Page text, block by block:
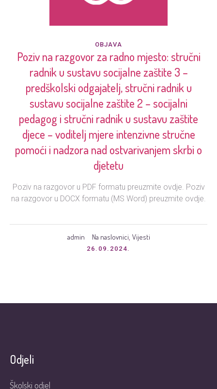
OBJAVA
Poziv na razgovor za radno mjesto: stručni
radnik u sustavu socijalne zaštite 3 –
predškolski odgajatelj, stručni radnik u
sustavu socijalne zaštite 2 – socijalni
pedagog i stručni radnik u sustavu zaštite
djece – voditelj mjere intenzivne stručne
pomoći i nadzora nad ostvarivanjem skrbi o
djetetu
Poziv na razgovor u PDF formatu preuzmite ovdje. Poziv
na razgovor u DOCX formatu (MS Word) preuzmite ovdje.
admin Na naslovnici, Vijesti
26.09.2024.
Odjeli
Školski odjel